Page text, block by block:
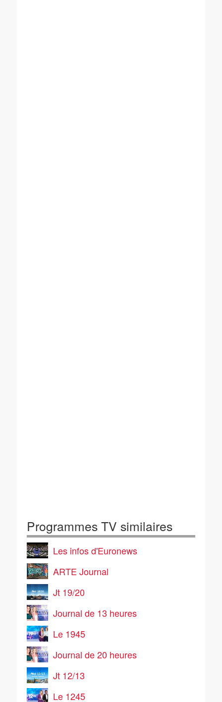
Programmes TV similaires
Les infos d'Euronews
ARTE Journal
Jt 19/20
Journal de 13 heures
Le 1945
Journal de 20 heures
Jt 12/13
Le 1245